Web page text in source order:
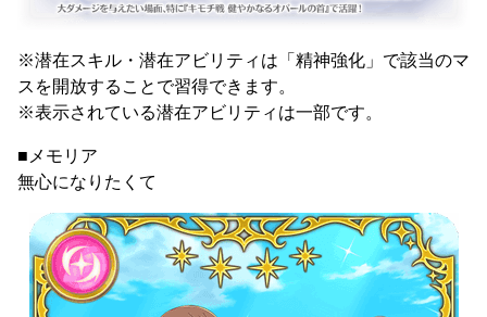
※潜在スキル・潜在アビリティは「精神強化」で該当のマ
スを開放することで習得できます。
※表示されている潜在アビリティは一部です。
■メモリア
無心になりたくて